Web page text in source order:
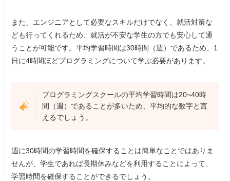
また、エンジニアとして必要なスキルだけでなく、就活対策な
ども行ってくれるため、就活が不安な学生の方でも安心して通
うことが可能です。平均学習時間は30時間（週）であるため、1
日に4時間ほどプログラミングについて学ぶ必要があります。
プログラミングスクールの平均学習時間は20~40時
間（週）であることが多いため、平均的な数字と言
えるでしょう。
週に30時間の学習時間を確保することは簡単なことではありま
せんが、学生であれば長期休みなどを利用することによって、
学習時間を確保することができるでしょう。